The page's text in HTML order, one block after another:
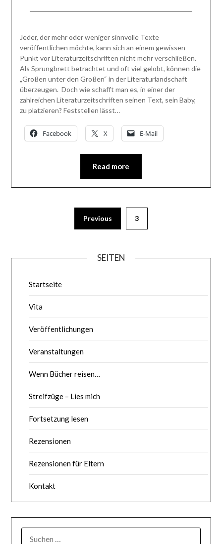
13.
April
2013
Jeder, der mehr oder weniger sinnvolle Texte
veröffentlichen möchte, kann sich an einem gewissen
Punkt vor Literaturzeitschriften nicht mehr verschließen.
Als Sprungbrett betrachtet und oft viel gelobt, können die
„Großen unter den Großen“ in der Literaturlandschaft
überzeugen. Doch wie schafft man es, in einer der
zahlreichen Literaturzeitschriften seinen Text, sein Baby,
zu platzieren? Feststellen lässt…
Facebook X E-Mail
Read more
Previous 3
SEITEN
Startseite
Vita
Veröffentlichungen
Veranstaltungen
Wenn Bücher reisen…
Streifzüge – Lies mich
Fortsetzung lesen
Rezensionen
Rezensionen für Eltern
Kontakt